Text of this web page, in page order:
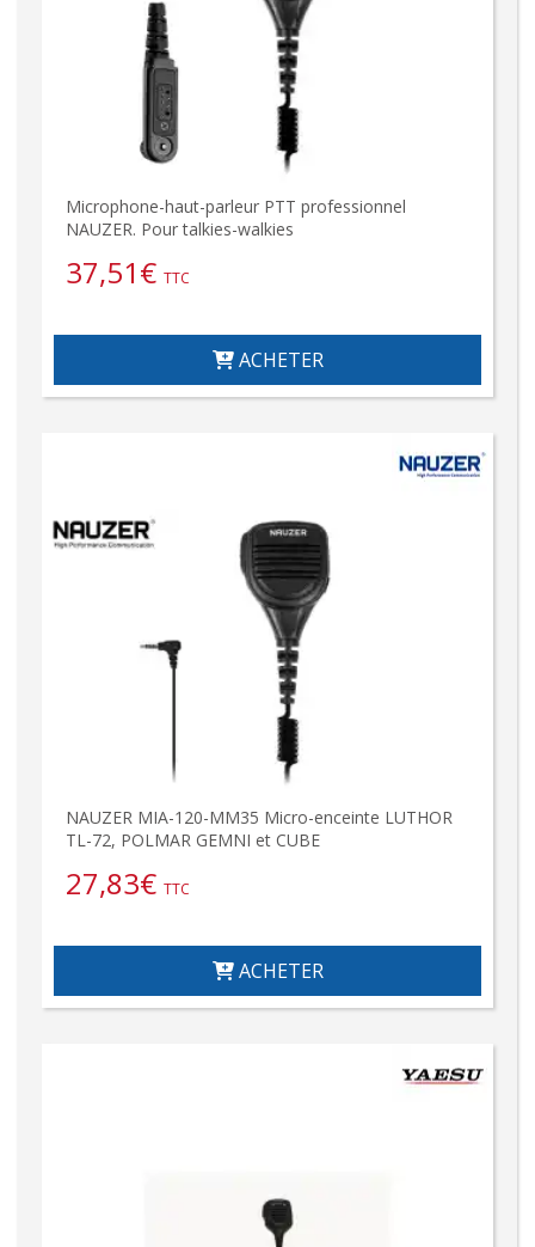
Microphone-haut-parleur PTT professionnel
NAUZER. Pour talkies-walkies
37,51€ TTC
ACHETER
NAUZER MIA-120-MM35 Micro-enceinte LUTHOR
TL-72, POLMAR GEMNI et CUBE
27,83€ TTC
ACHETER